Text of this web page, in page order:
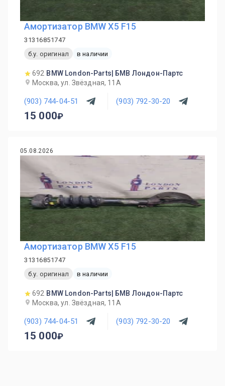
Амортизатор BMW X5 F15
31316851747
б.у. оригинал
в наличии
692 BMW London-Parts| БМВ Лондон-Партс
Москва, ул. Звёздная, 11А
(903) 744-04-51 (903) 792-30-20
15 000
05.08.2026
Амортизатор BMW X5 F15
31316851747
б.у. оригинал
в наличии
692 BMW London-Parts| БМВ Лондон-Партс
Москва, ул. Звёздная, 11А
(903) 744-04-51 (903) 792-30-20
15 000